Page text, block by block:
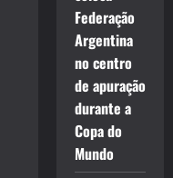
Federação
Argentina
no centro
de apuração
durante a
Copa do
Mundo